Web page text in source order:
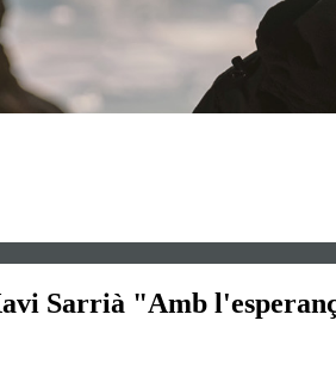
Sarrià "Amb